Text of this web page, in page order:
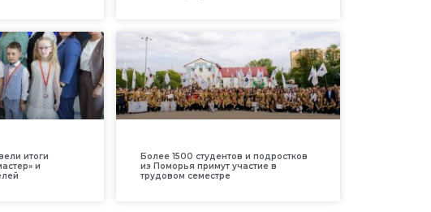
итоги
и
Более 1500 студентов и подростков
из Поморья примут участие в
трудовом семестре